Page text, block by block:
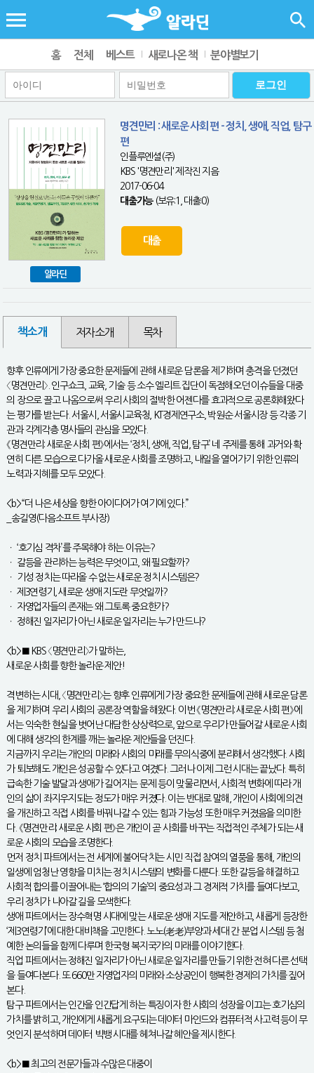
홈 전체 베스트 새로나온 책 분야별보기
알라딘
명견만리 : 새로운 사회 편 - 정치, 생애, 직업, 탐구
편
인플루엔셜(주)
KBS '명견만리' 제작진 지음
2017-06-04
대출가능(보유:1, 대출:0)
대출
책소개 저자소개 목차
향후 인류에게 가장 중요한 문제들에 관해 새로운 담론을 제기하며 충격을 던졌던
〈명견만리〉. 인구쇼크, 교육, 기술 등 소수 엘리트 집단이 독점해오던 이슈들을 대중
의 장으로 끌고 나옴으로써 우리 사회의 절박한 어젠다를 효과적으로 공론화해왔다
는 평가를 받는다. 서울시, 서울시교육청, KT경제연구소, 박원순 서울시장 등 각종 기
관과 각계각층 명사들의 관심을 모았다.
《명견만리: 새로운 사회 편》에서는 ‘정치, 생애, 직업, 탐구’ 네 주제를 통해 과거와 확
연히 다른 모습으로 다가올 새로운 사회를 조명하고, 내일을 열어가기 위한 인류의
노력과 지혜를 모두 모았다.
<b>“더 나은 세상을 향한 아이디어가 여기에 있다.”
_송길영(다음소프트 부사장)
ㆍ ‘호기심 격차’를 주목해야 하는 이유는?
ㆍ 갈등을 관리하는 능력은 무엇이고, 왜 필요할까?
ㆍ 기성 정치는 따라올 수 없는 새로운 정치 시스템은?
ㆍ 제3연령기, 새로운 생애 지도란 무엇일까?
ㆍ 자영업자들의 존재는 왜 그토록 중요한가?
ㆍ 정해진 일자리가 아닌 새로운 일자리는 누가 만드나?
<b>■ KBS 〈명견만리〉가 말하는,
새로운 사회를 향한 놀라운 제안!
격변하는 시대, 〈명견만리〉는 향후 인류에게 가장 중요한 문제들에 관해 새로운 담론
을 제기하며 우리 사회의 공론장 역할을 해왔다. 이번 《명견만리: 새로운 사회 편》에
서는 익숙한 현실을 벗어난 대담한 상상력으로, 앞으로 우리가 만들어갈 새로운 사회
에 대해 생각의 한계를 깨는 놀라운 제안들을 던진다.
지금까지 우리는 개인의 미래와 사회의 미래를 무의식중에 분리해서 생각했다. 사회
가 퇴보해도 개인은 성공할 수 있다고 여겼다. 그러나 이제 그런 시대는 끝났다. 특히
급속한 기술 발달과 생애가 길어지는 문제 등이 맞물리면서, 사회적 변화에 따라 개
인의 삶이 좌지우지되는 정도가 매우 커졌다. 이는 반대로 말해, 개인이 사회에 의견
을 개진하고 직접 사회를 바꿔나갈 수 있는 힘과 가능성 또한 매우 커졌음을 의미한
다. 《명견만리: 새로운 사회 편》은 개인이 곧 사회를 바꾸는 직접적인 주체가 되는 새
로운 사회의 모습을 조명한다.
먼저 정치 파트에서는 전 세계에 불어닥치는 시민 직접 참여의 열풍을 통해, 개인의
일생에 엄청난 영향을 미치는 정치 시스템의 변화를 다룬다. 또한 갈등을 해결하고
사회적 합의를 이끌어내는 ‘합의의 기술’의 중요성과 그 경제적 가치를 들여다보고,
우리 정치가 나아갈 길을 모색한다.
생애 파트에서는 장수혁명 시대에 맞는 새로운 생애 지도를 제안하고, 새롭게 등장한
‘제3연령기’에 대한 대비책을 고민한다. 노노(老老)부양과 세대 간 분업 시스템 등 첨
예한 논의들을 함께 다루며 한국형 복지국가의 미래를 이야기한다.
직업 파트에서는 정해진 일자리가 아닌 새로운 일자리를 만들기 위한 전혀 다른 선택
을 들여다본다. 또 660만 자영업자의 미래와 소상공인이 행복한 경제의 가치를 짚어
본다.
탐구 파트에서는 인간을 인간답게 하는 특징이자 한 사회의 성장을 이끄는 호기심의
가치를 밝히고, 개인에게 새롭게 요구되는 데이터 마인드와 컴퓨터적 사고력 등이 무
엇인지 분석하며 데이터 빅뱅 시대를 헤쳐나갈 혜안을 제시한다.
<b>■ 최고의 전문가들과 수많은 대중이